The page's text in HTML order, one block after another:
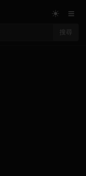
搜尋
☀ ≡